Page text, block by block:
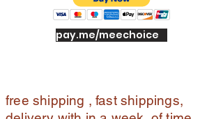
pay.me/meechoice
free shipping , fast shippings,